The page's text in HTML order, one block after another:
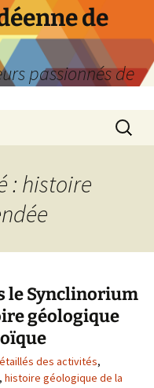
de
passionnés de
: histoire
le Synclinorium
géologique
des activités,
, histoire géologique de la